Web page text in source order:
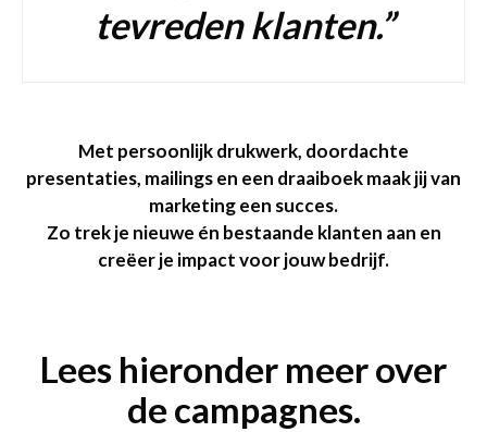
tevreden klanten.”
Met persoonlijk drukwerk, doordachte
presentaties, mailings en een draaiboek maak jij van
marketing een succes.
Zo trek je nieuwe én bestaande klanten aan en
creëer je impact voor jouw bedrijf.
Lees hieronder meer over
de campagnes.